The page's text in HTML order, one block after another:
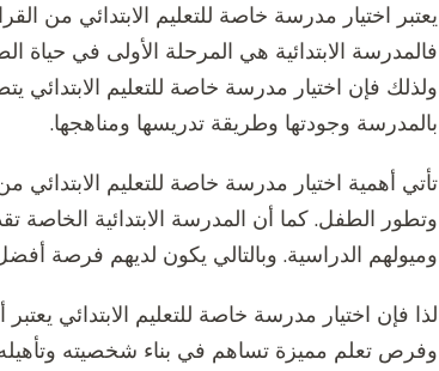
يعتبر اختيار مدرسة خاصة للتعليم الابتدائي من
فالمدرسة الابتدائية هي المرحلة الأولى في حياة
ولذلك فإن اختيار مدرسة خاصة للتعليم الابتدائي
بالمدرسة وجودتها وطريقة تدريسها ومناهجها.
تأتي أهمية اختيار مدرسة خاصة للتعليم
وتطور الطفل. كما أن المدرسة الابتدائية الخاصة
وميولهم الدراسية. وبالتالي يكون لديهم فرصة
لذا فإن اختيار مدرسة خاصة للتعليم الابتدائي
وفرص تعلم مميزة تساهم في بناء شخصيته وتأهيله